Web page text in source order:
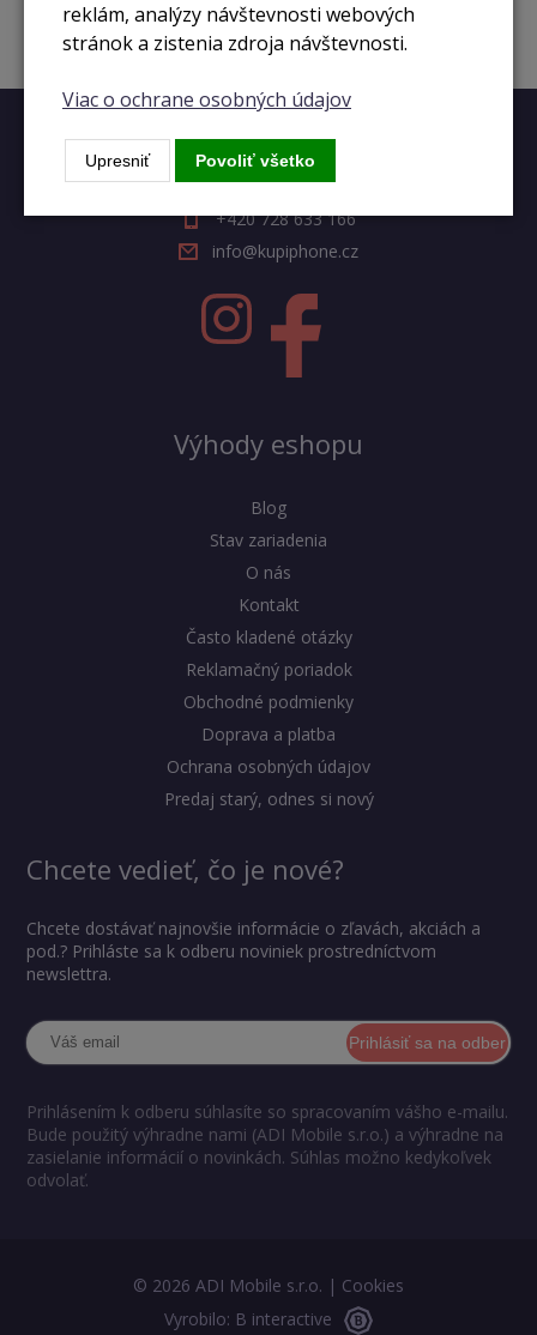
Rýchly kontakt
+420 728 633 166
info@kupiphone.cz
Výhody eshopu
Blog
Stav zariadenia
O nás
Kontakt
Často kladené otázky
Reklamačný poriadok
Obchodné podmienky
Doprava a platba
Ochrana osobných údajov
Predaj starý, odnes si nový
Chcete vedieť, čo je nové?
Chcete dostávať najnovšie informácie o zľavách, akciách a
pod.? Prihláste sa k odberu noviniek prostredníctvom
newslettra.
Prihlásiť sa na odber
Prihlásením k odberu súhlasíte so spracovaním vášho e-mailu.
Bude použitý výhradne nami (ADI Mobile s.r.o.) a výhradne na
zasielanie informácií o novinkách. Súhlas možno kedykoľvek
odvolať.
© 2026 ADI Mobile s.r.o. | Cookies
Vyrobilo: B interactive
reklám, analýzy návštevnosti webových
stránok a zistenia zdroja návštevnosti.
Viac o ochrane osobných údajov
Upresniť Povoliť všetko